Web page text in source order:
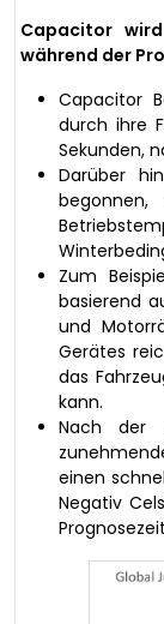
Capacitor
während der
Capacitor
durch ihre
Sekunden,
Darüber
Zum
basierend
und
Gerätes
das
kann.
Nach der
einen
Negativ